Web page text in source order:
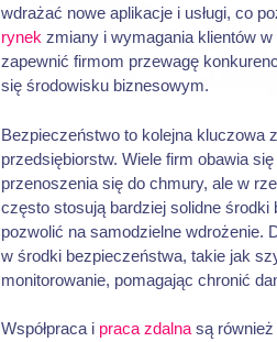
wdrażać nowe aplikacje i usługi, co
rynek zmiany i wymagania klientów
zapewnić firmom przewagę
się środowisku biznesowym.
Bezpieczeństwo to kolejna kluczowa
przedsiębiorstw. Wiele firm obawia
przenoszenia się do chmury, ale w
często stosują bardziej solidne
pozwolić na samodzielne wdrożenie.
w środki bezpieczeństwa, takie jak
monitorowanie, pomagając chronić
Współpraca i praca zdalnasą również